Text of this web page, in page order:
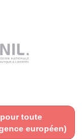
toute
européen)